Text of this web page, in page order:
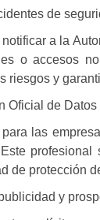
de
a la
o accesos
riesgos y
Oficial de
las
de protección
y